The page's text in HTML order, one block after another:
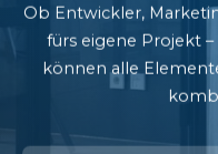
Ob Entwickler,
fürs eigene Projekt
können alle